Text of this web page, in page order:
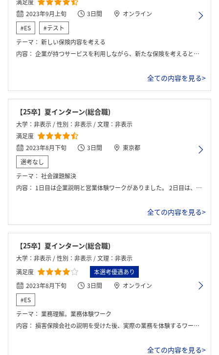
満足度
2023年9月上旬
3日間
オンライン
#ES
#テスト
テーマ： 新しい保険内容を考える
内容： 企業が持つサービスを利用しながら、新たな保険を考えるというテーマで、初心者が考えるものとしてはとても難しい問題であったが、どのようなニーズがあるのかを考えることができ、とても面白いと感じるものであった。
全ての内容を見る>
【25卒】夏インターン(総合職)
大学：非表示 / 性別：非表示 / 文理：非表示
満足度
2023年8月下旬
3日間
東京都
選考なし
テーマ： 社会課題解決
内容： 1日目は企業説明と営業体験ワークがありました。 2日目は、最終日に発表する社会課題解決ワークに取り組みました。 最終日は、発表が中心で一位の班を決めました。最後に、内定者座談会があり終了です。
全ての内容を見る>
【25卒】夏インターン(総合職)
大学：非表示 / 性別：非表示 / 文理：非表示
満足度
本選考優遇あり
2023年8月下旬
3日間
オンライン
#ES
テーマ： 業務理解。業務体験ワーク
内容： 損害保険会社の説明を受けた後、実際の業務を体験するワークを行う。 社会課題に対して有効となる事業の立案ワークもあり、発表後FBをもらう。
全ての内容を見る>